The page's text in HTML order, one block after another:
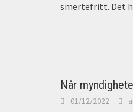
smertefritt. Det
Når
01/12/2022